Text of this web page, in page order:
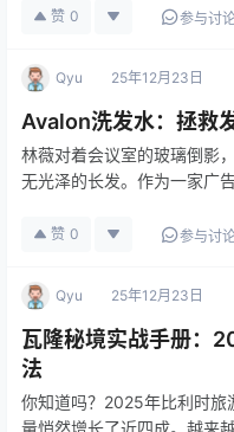
做护理成了例行公事，效果
赞 0 参与讨
Qyu 25年12月23日
Avalon洗发水：拯救
林薇对着会议室的玻璃倒影
无光泽的长发。作为一家广
熬夜，加上之前尝试过的各
赞 0 参与讨
Qyu 25年12月23日
瓦隆秘境实战手册：
法
你知道吗？2025年比利时旅
量悄然增长了近四成。越来